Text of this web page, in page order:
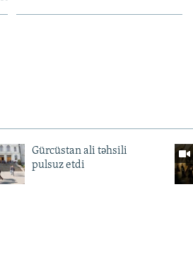
Gürcüstan ali təhsili
pulsuz etdi